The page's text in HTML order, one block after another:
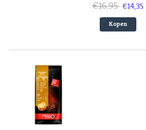
€16,95 €14,35
Kopen